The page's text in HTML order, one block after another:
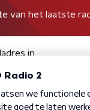
van het laatste